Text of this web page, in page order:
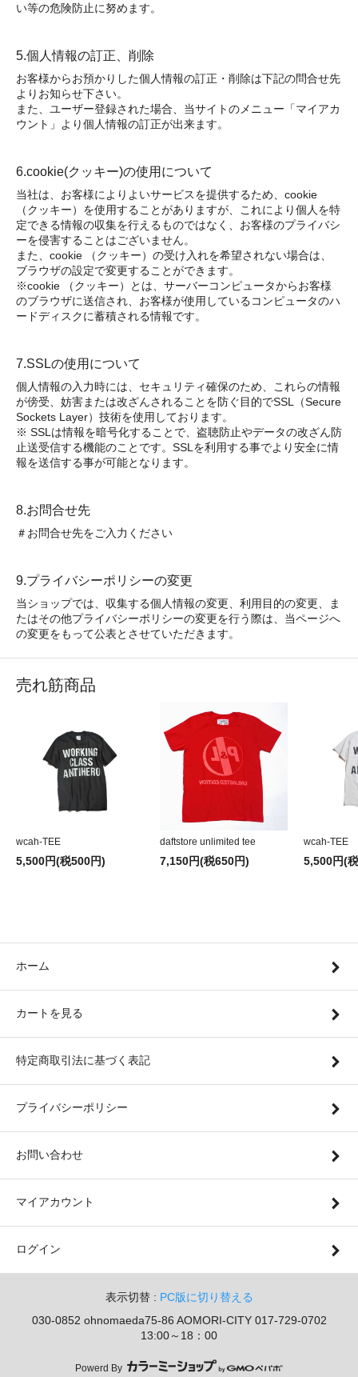
い等の危険防止に努めます。
5.個人情報の訂正、削除
お客様からお預かりした個人情報の訂正・削除は下記の問合せ先
よりお知らせ下さい。
また、ユーザー登録された場合、当サイトのメニュー「マイアカ
ウント」より個人情報の訂正が出来ます。
6.cookie(クッキー)の使用について
当社は、お客様によりよいサービスを提供するため、cookie
（クッキー）を使用することがありますが、これにより個人を特
定できる情報の収集を行えるものではなく、お客様のプライバシ
ーを侵害することはございません。
また、cookie （クッキー）の受け入れを希望されない場合は、
ブラウザの設定で変更することができます。
※cookie （クッキー）とは、サーバーコンピュータからお客様
のブラウザに送信され、お客様が使用しているコンピュータのハ
ードディスクに蓄積される情報です。
7.SSLの使用について
個人情報の入力時には、セキュリティ確保のため、これらの情報
が傍受、妨害または改ざんされることを防ぐ目的でSSL（Secure
Sockets Layer）技術を使用しております。
※ SSLは情報を暗号化することで、盗聴防止やデータの改ざん防
止送受信する機能のことです。SSLを利用する事でより安全に情
報を送信する事が可能となります。
8.お問合せ先
＃お問合せ先をご入力ください
9.プライバシーポリシーの変更
当ショップでは、収集する個人情報の変更、利用目的の変更、ま
たはその他プライバシーポリシーの変更を行う際は、当ページへ
の変更をもって公表とさせていただきます。
売れ筋商品
wcah-TEE
5,500円(税500円)
daftstore unlimited tee
7,150円(税650円)
wcah-TEE
5,500円(
ホーム
カートを見る
特定商取引法に基づく表記
プライバシーポリシー
お問い合わせ
マイアカウント
ログイン
表示切替 : PC版に切り替える
030-0852 ohnomaeda75-86 AOMORI-CITY 017-729-0702
13:00～18：00
Powerd By